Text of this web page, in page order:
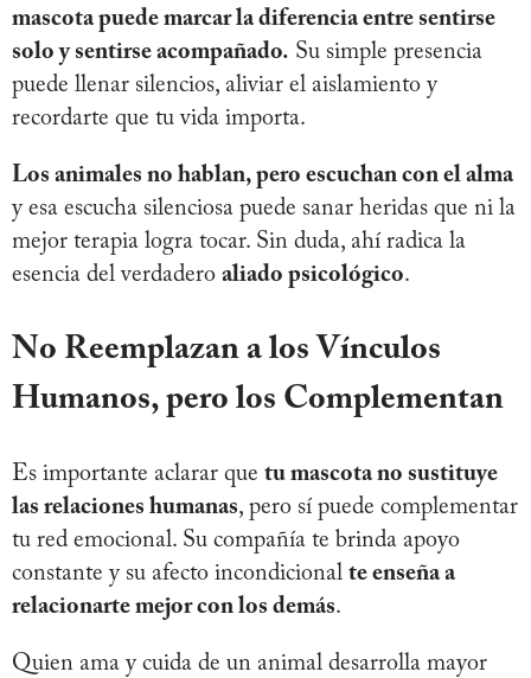
mascota puede marcar la diferencia entre sentirse
solo y sentirse acompañado. Su simple presencia
puede llenar silencios, aliviar el aislamiento y
recordarte que tu vida importa.
Los animales no hablan, pero escuchan con el alma
y esa escucha silenciosa puede sanar heridas que ni la
mejor terapia logra tocar. Sin duda, ahí radica la
esencia del verdadero aliado psicológico.
No Reemplazan a los Vínculos
Humanos, pero los Complementan
Es importante aclarar que tu mascota no sustituye
las relaciones humanas, pero sí puede complementar
tu red emocional. Su compañía te brinda apoyo
constante y su afecto incondicional te enseña a
relacionarte mejor con los demás.
Quien ama y cuida de un animal desarrolla mayor